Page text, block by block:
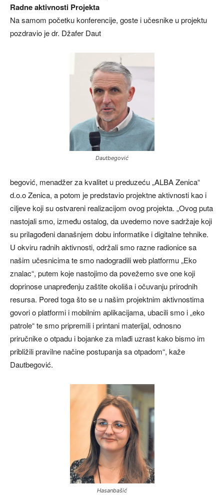
Radne aktivnosti Projekta
Na samom početku konferencije, goste i učesnike u projektu
pozdravio je dr. Džafer Daut
Dautbegović
begović, menadžer za kvalitet u preduzeću „ALBA Zenica“
d.o.o Zenica, a potom je predstavio projektne aktivnosti kao i
ciljeve koji su ostvareni realizacijom ovog projekta. „Ovog puta
nastojali smo, između ostalog, da uvedemo nove sadržaje koji
su prilagođeni današnjem dobu informatike i digitalne tehnike.
U okviru radnih aktivnosti, održali smo razne radionice sa
našim učesnicima te smo nadogradili web platformu „Eko
znalac“, putem koje nastojimo da povežemo sve one koji
doprinose unapređenju zaštite okoliša i očuvanju prirodnih
resursa. Pored toga što se u našim projektnim aktivnostima
govori o platformi i mobilnim aplikacijama, ubacili smo i „eko
patrole“ te smo pripremili i printani materijal, odnosno
priručnike o otpadu i bojanke za mlađi uzrast kako bismo im
približili pravilne načine postupanja sa otpadom“, kaže
Dautbegović.
Hasanbašić